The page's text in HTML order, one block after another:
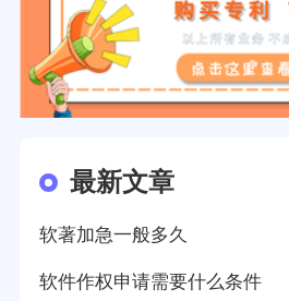
最新文章
软著加急一般多久
软件作权申请需要什么条件